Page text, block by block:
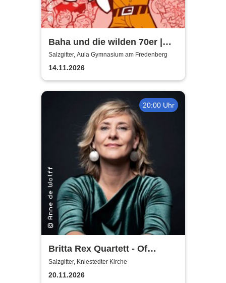
Baha und die wilden 70er |
Aula Gymnasium am
Fredenberg
Salzgitter, Aula Gymnasium am Fredenberg
14.11.2026
20:00 Uhr
Britta Rex Quartett - Of
Witches, Queens & Heroines
Salzgitter, Kniestedter Kirche
20.11.2026